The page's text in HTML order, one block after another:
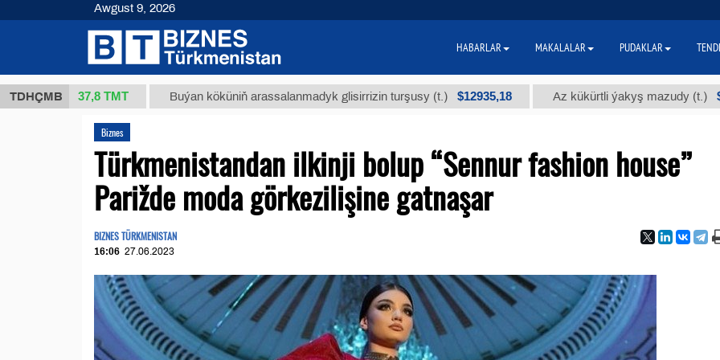
TDHÇMB
37,8 ТМТ Buýan köküniň arassalanmadyk glisirrizin turşusy (t.) $12935,18 Az kükürtli ýakyş mazudy (t.) $300
Biznes
Türkmenistandan ilkinji bolup “Sennur fashion house”
Parižde moda görkezilişine gatnaşar
BIZNES TÜRKMENISTAN
16:06 27.06.2023
Awgust 9, 2026
HABARLAR MAKALALAR PUDAKLAR